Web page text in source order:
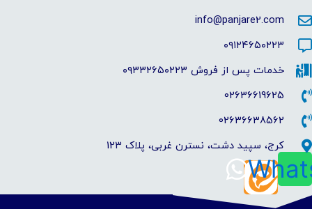
info@panjare2.com
۰۹۱۲۴۶۵۰۲۲۳
خدمات پس از فروش ۰۹۳۳۲۶۵۰۲۲۳
02636619625
02636638562
کرج، سپید دشت، نسترن غربی، پلاک 123